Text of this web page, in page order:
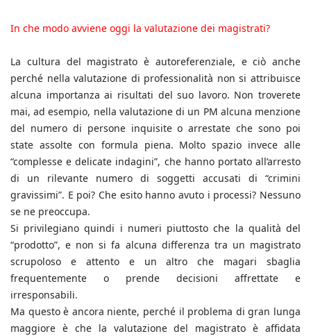
In che modo avviene oggi la valutazione dei magistrati?
La cultura del magistrato è autoreferenziale, e ciò anche
perché nella valutazione di professionalità non si attribuisce
alcuna importanza ai risultati del suo lavoro. Non troverete
mai, ad esempio, nella valutazione di un PM alcuna menzione
del numero di persone inquisite o arrestate che sono poi
state assolte con formula piena. Molto spazio invece alle
“complesse e delicate indagini”, che hanno portato all’arresto
di un rilevante numero di soggetti accusati di “crimini
gravissimi”. E poi? Che esito hanno avuto i processi? Nessuno
se ne preoccupa.
Si privilegiano quindi i numeri piuttosto che la qualità del
“prodotto”, e non si fa alcuna differenza tra un magistrato
scrupoloso e attento e un altro che magari sbaglia
frequentemente o prende decisioni affrettate e
irresponsabili.
Ma questo è ancora niente, perché il problema di gran lunga
maggiore è che la valutazione del magistrato è affidata